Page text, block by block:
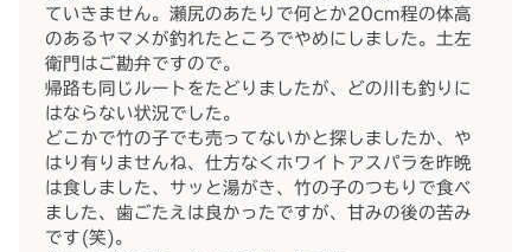
ていきません。瀬尻のあたりで何とか20cm程の体高
のあるヤマメが釣れたところでやめにしました。土左
衛門はご勘弁ですので。
帰路も同じルートをたどりましたが、どの川も釣りに
はならない状況でした。
どこかで竹の子でも売ってないかと探しましたか、や
はり有りませんね、仕方なくホワイトアスパラを昨晩
は食しました、サッと湯がき、竹の子のつもりで食べ
ました、歯ごたえは良かったですが、甘みの後の苦み
です(笑)。